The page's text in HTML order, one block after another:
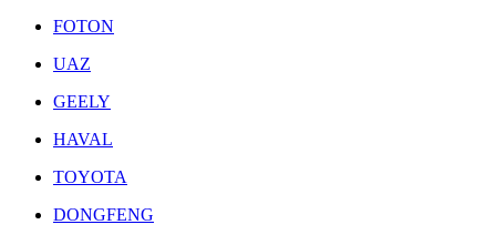
FOTON
UAZ
GEELY
HAVAL
TOYOTA
DONGFENG